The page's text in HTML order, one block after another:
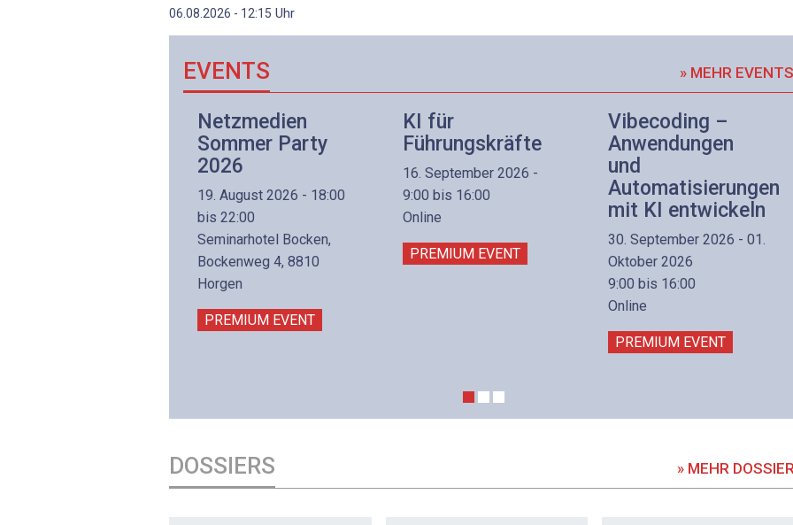
06.08.2026 - 12:15 Uhr
EVENTS » MEHR EVENTS
Netzmedien
Sommer Party
2026
19. August 2026 - 18:00
bis 22:00
Seminarhotel Bocken,
Bockenweg 4, 8810
Horgen
PREMIUM EVENT
KI für
Führungskräfte
16. September 2026 -
9:00 bis 16:00
Online
PREMIUM EVENT
Vibecoding –
Anwendungen
und
Automatisierungen
mit KI entwickeln
30. September 2026 - 01.
Oktober 2026
9:00 bis 16:00
Online
PREMIUM EVENT
DOSSIERS » MEHR